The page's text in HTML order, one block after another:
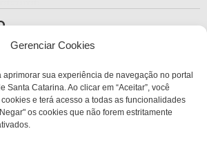
Gerenciar Cookies
aprimorar sua experiência de navegação no portal
Santa Catarina. Ao clicar em “Aceitar”, você
e terá acesso a todas as funcionalidades
os cookies que não forem estritamente
Central